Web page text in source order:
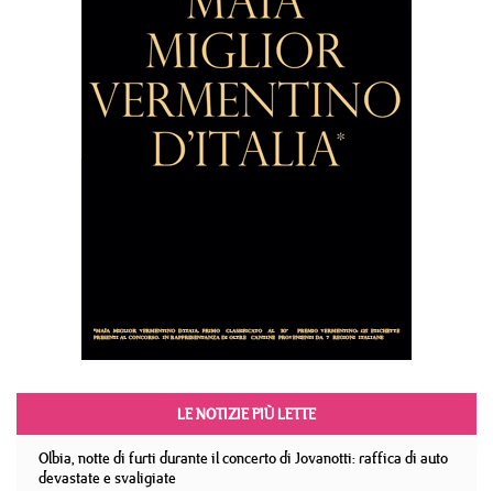
LE NOTIZIE PIÙ LETTE
Olbia, notte di furti durante il concerto di Jovanotti: raffica di auto
devastate e svaligiate